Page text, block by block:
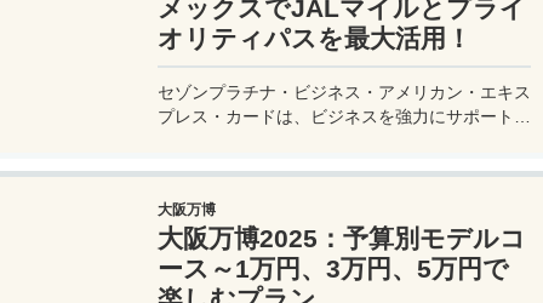
メックスでJALマイルとプライ
オリティパスを最大活用！
セゾンプラチナ・ビジネス・アメリカン・エキス
プレス・カードは、ビジネスを強力にサポートす
最適です。初年度の年会費無料も魅力。ステータ
スと実用性を兼ね備えたビジネスカードで、あな
たのビジネスをワンランクアップさせませんか？
大阪万博
大阪万博2025：予算別モデルコ
ース～1万円、3万円、5万円で